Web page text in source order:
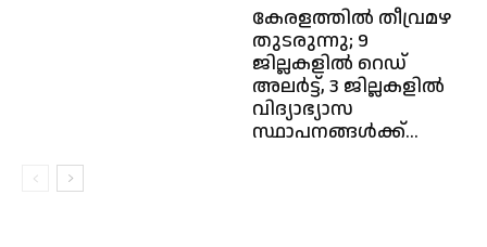
കേരളത്തിൽ തീവ്രമഴ
തുടരുന്നു; 9
ജില്ലകളിൽ റെഡ്
അലർട്ട്, 3 ജില്ലകളിൽ
വിദ്യാഭ്യാസ
സ്ഥാപനങ്ങൾക്ക്...